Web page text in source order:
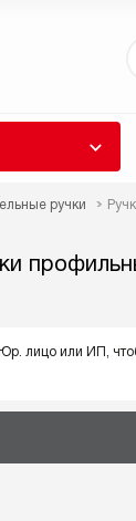
ручки
лицо или ИП,
пароля